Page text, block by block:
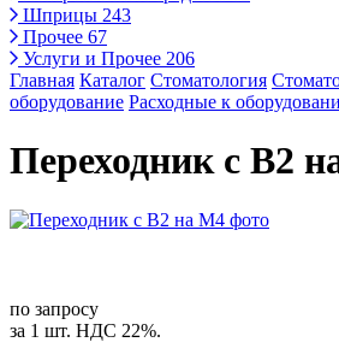
Шприцы 243
Прочее 67
Услуги и Прочее 206
Главная Каталог Стоматология
оборудование Расходные к
Переходник с В2
по запросу
за 1 шт. НДС 22%.